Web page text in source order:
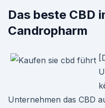
Das beste CBD
Candropharm
Unternehmen das CBD